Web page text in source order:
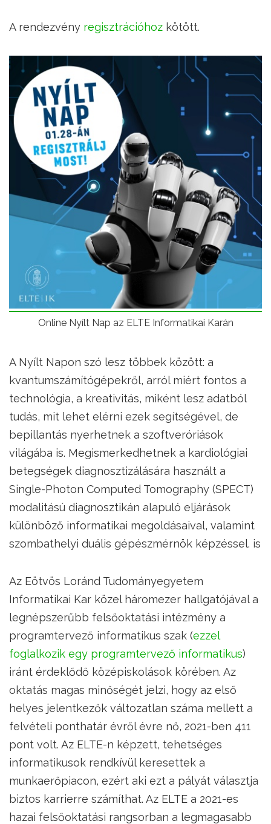
A rendezvény regisztrációhoz kötött.
Online Nyílt Nap az ELTE Informatikai Karán
A Nyílt Napon szó lesz többek között: a
kvantumszámítógépekről, arról miért fontos a
technológia, a kreativitás, miként lesz adatból
tudás, mit lehet elérni ezek segítségével, de
bepillantás nyerhetnek a szoftveróriások
világába is. Megismerkedhetnek a kardiológiai
betegségek diagnosztizálására használt a
Single-Photon Computed Tomography (SPECT)
modalitású diagnosztikán alapuló eljárások
különböző informatikai megoldásaival, valamint
szombathelyi duális gépészmérnök képzéssel. is
Az Eötvös Loránd Tudományegyetem
Informatikai Kar közel háromezer hallgatójával a
legnépszerűbb felsőoktatási intézmény a
programtervező informatikus szak (ezzel
foglalkozik egy programtervező informatikus)
iránt érdeklődő középiskolások körében. Az
oktatás magas minőségét jelzi, hogy az első
helyes jelentkezők változatlan száma mellett a
felvételi ponthatár évről évre nő, 2021-ben 411
pont volt. Az ELTE-n képzett, tehetséges
informatikusok rendkívül keresettek a
munkaerőpiacon, ezért aki ezt a pályát választja
biztos karrierre számíthat. Az ELTE a 2021-es
hazai felsőoktatási rangsorban a legmagasabb